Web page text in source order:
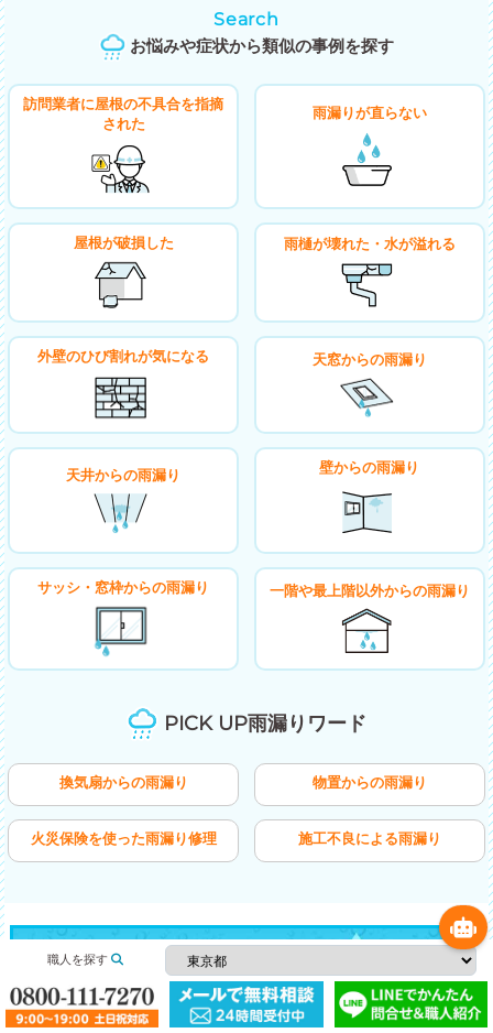
お悩みや症状から類似の事例を探す
Search
訪問業者に屋根の不具合を指摘
された
雨漏りが直らない
屋根が破損した 雨樋が壊れた・水が溢れる
外壁のひび割れが気になる 天窓からの雨漏り
天井からの雨漏り 壁からの雨漏り
サッシ・窓枠からの雨漏り 一階や最上階以外からの雨漏り
PICK UP雨漏りワード
換気扇からの雨漏り 物置からの雨漏り
火災保険を使った雨漏り修理 施工不良による雨漏り
職人を探す